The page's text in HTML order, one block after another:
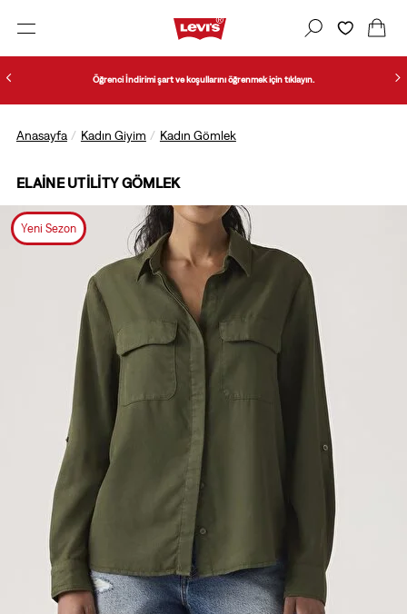
Öğrenci İndirimi şart ve koşullarını öğrenmek için tıklayın.
Anasayfa Kadın Giyim Kadın Gömlek
ELAINE UTILITY GÖMLEK
Yeni Sezon
1/3